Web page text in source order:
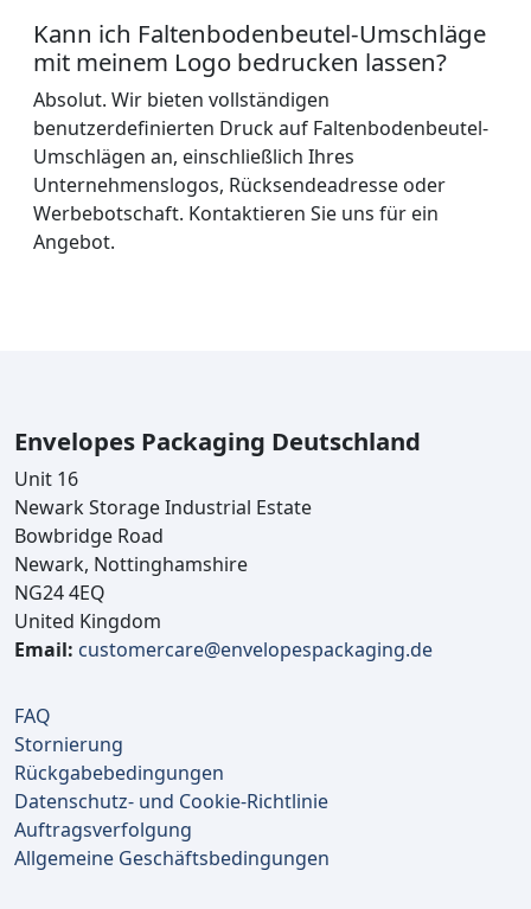
Kann ich Faltenbodenbeutel-Umschläge
mit meinem Logo bedrucken lassen?
Absolut. Wir bieten vollständigen
benutzerdefinierten Druck auf Faltenbodenbeutel-
Umschlägen an, einschließlich Ihres
Unternehmenslogos, Rücksendeadresse oder
Werbebotschaft. Kontaktieren Sie uns für ein
Angebot.
Envelopes Packaging Deutschland
Unit 16
Newark Storage Industrial Estate
Bowbridge Road
Newark, Nottinghamshire
NG24 4EQ
United Kingdom
Email: customercare@envelopespackaging.de
FAQ
Stornierung
Rückgabebedingungen
Datenschutz- und Cookie-Richtlinie
Auftragsverfolgung
Allgemeine Geschäftsbedingungen